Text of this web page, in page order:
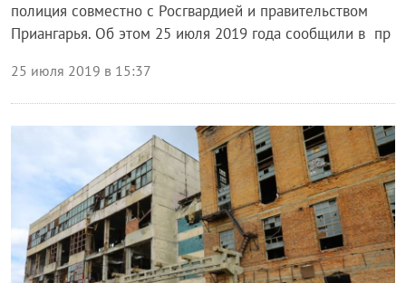
полиция совместно с Росгвардией и правительством
Приангарья. Об этом 25 июля 2019 года сообщили в пр
25 июля 2019 в 15:37